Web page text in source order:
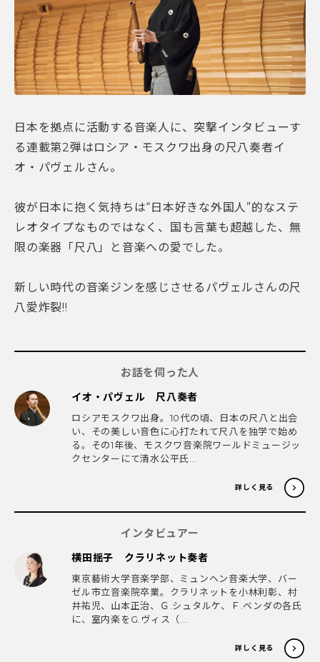
日本を拠点に活動する音楽人に、突撃インタビューす
る連載第2弾はロシア・モスクワ出身の尺八奏者イ
オ・パヴェルさん。
彼が日本に抱く気持ちは“日本好きな外国人”的なステ
レオタイプなものではなく、国も言葉も超越した、無
限の楽器「尺八」と音楽への愛でした。
新しい時代の音楽ジンを感じさせるパヴェルさんの尺
八愛炸裂!!
お話を伺った人
イオ・パヴェル 尺八奏者
ロシアモスクワ出身。10代の頃、日本の尺八と出会
い、その美しい音色に心打たれて尺八を独学で始め
る。その1年後、モスクワ音楽院ワールドミュージッ
クセンターにて清水公平氏...
詳しく見る
インタビュアー
横田揺子 クラリネット奏者
東京藝術大学音楽学部、ミュンヘン音楽大学、バー
ゼル市立音楽院卒業。クラリネットを小林利彰、村
井祐児、山本正治、Ｇ.シュタルケ、Ｆ.ベンダの各氏
に、室内楽をG.ヴィス（...
詳しく見る